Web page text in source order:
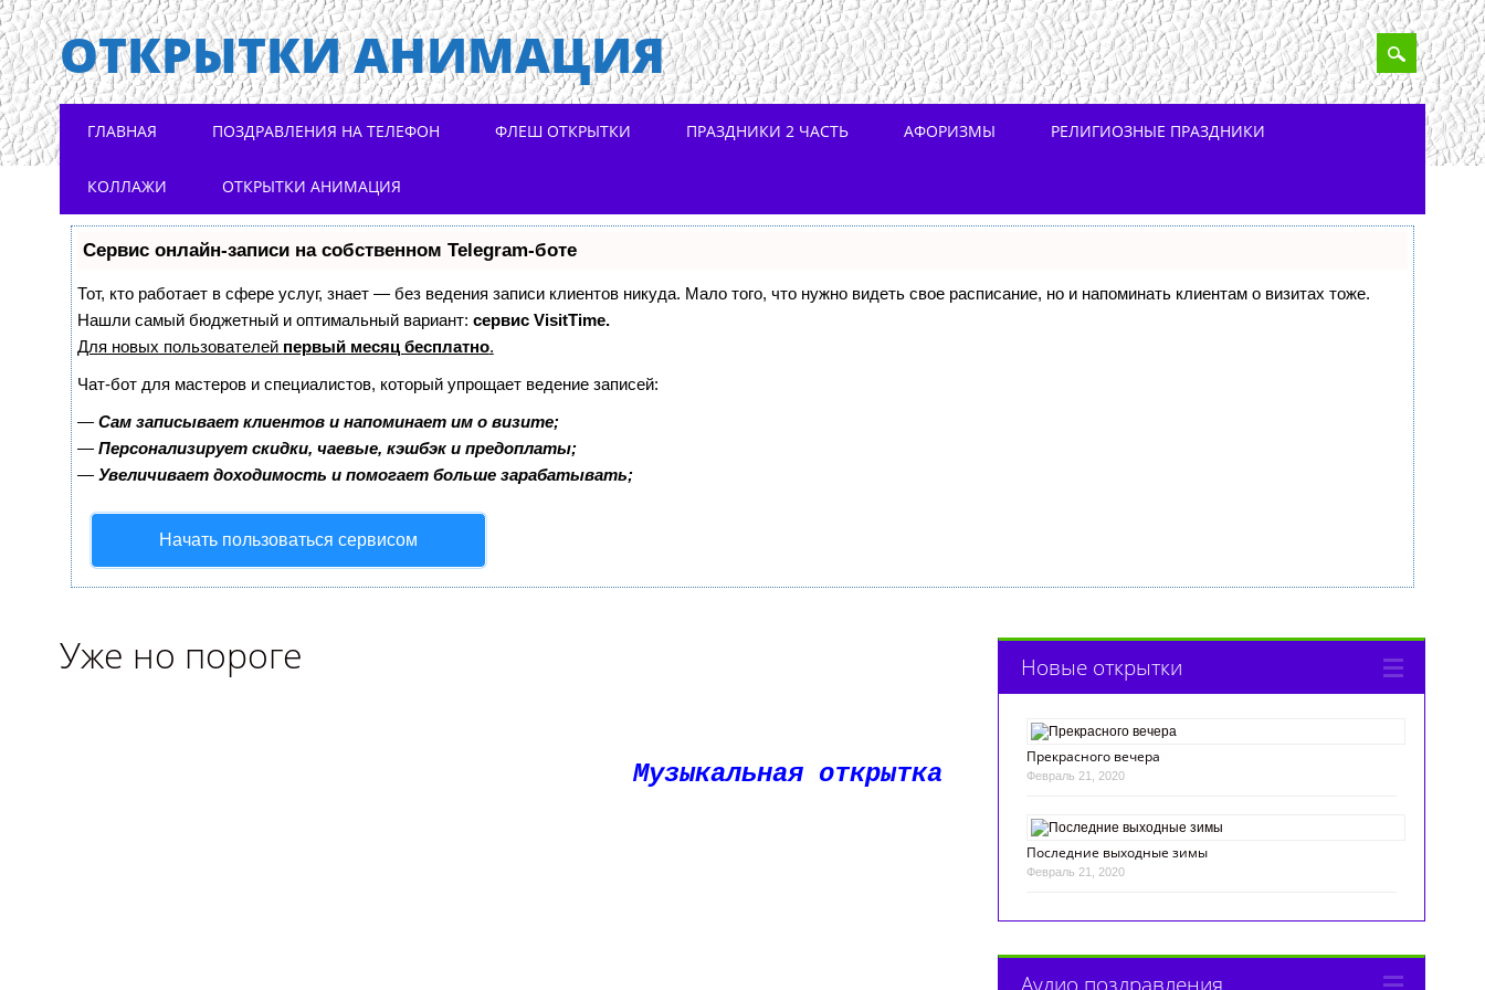
ОТКРЫТКИ АНИМАЦИЯ
Main menu
Skip to content
ГЛАВНАЯ ПОЗДРАВЛЕНИЯ НА ТЕЛЕФОН ФЛЕШ ОТКРЫТКИ ПРАЗДНИКИ 2 ЧАСТЬ АФОРИЗМЫ РЕЛИГИОЗНЫЕ ПРАЗДНИКИ
КОЛЛАЖИ ОТКРЫТКИ АНИМАЦИЯ
Сервис онлайн-записи на собственном Telegram-боте
Тот, кто работает в сфере услуг, знает — без ведения записи клиентов никуда. Мало того, что нужно видеть свое расписание, но и напоминать клиентам о визитах тоже.
Нашли самый бюджетный и оптимальный вариант: сервис VisitTime.
Для новых пользователей первый месяц бесплатно.
Чат-бот для мастеров и специалистов, который упрощает ведение записей:
— Сам записывает клиентов и напоминает им о визите;
— Персонализирует скидки, чаевые, кэшбэк и предоплаты;
— Увеличивает доходимость и помогает больше зарабатывать;
Начать пользоваться сервисом
Уже но пороге
Музыкальная открытка
Новые открытки
Прекрасного вечера
Февраль 21, 2020
Последние выходные зимы
Февраль 21, 2020
Аудио поздравления